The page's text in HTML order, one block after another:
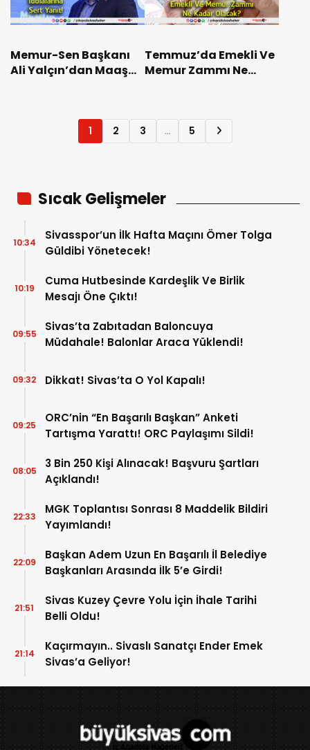
Memur-Sen Başkanı
Ali Yalçın’dan Maaş
Temmuz’da Emekli Ve
Memur Zammı Ne
1 2 3 … 5
Sıcak Gelişmeler
Sivasspor’un İlk Hafta Maçını Ömer Tolga
Güldibi Yönetecek!
10:34
Cuma Hutbesinde Kardeşlik Ve Birlik
Mesajı Öne Çıktı!
10:19
Sivas’ta Zabıtadan Baloncuya
Müdahale! Balonlar Araca Yüklendi!
09:55
Dikkat! Sivas’ta O Yol Kapalı!
09:32
ORC’nin “En Başarılı Başkan” Anketi
Tartışma Yarattı! ORC Paylaşımı Sildi!
09:25
3 Bin 250 Kişi Alınacak! Başvuru Şartları
Açıklandı!
08:05
MGK Toplantısı Sonrası 8 Maddelik Bildiri
Yayımlandı!
22:33
Başkan Adem Uzun En Başarılı İl Belediye
Başkanları Arasında İlk 5’e Girdi!
22:09
Sivas Kuzey Çevre Yolu İçin İhale Tarihi
Belli Oldu!
21:51
Kaçırmayın.. Sivaslı Sanatçı Ender Emek
Sivas’a Geliyor!
21:14